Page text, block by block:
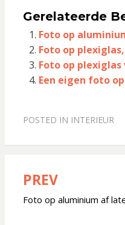
Gerelateerde
Foto op
Foto op
Foto op
Een eigen foto
POSTED IN INTERIEUR
Bericht
navigatie
PREV
Foto op aluminium af